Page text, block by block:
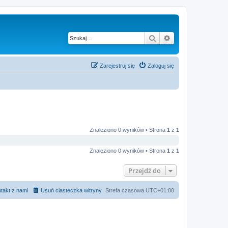
Szukaj
Zaloguj się
Zarejestruj się
Znaleziono 0 wyników • Strona 1 z 1
Znaleziono 0 wyników • Strona 1 z 1
Przejdź do
Strefa czasowa UTC+01:00
Usuń ciasteczka witryny
z nami